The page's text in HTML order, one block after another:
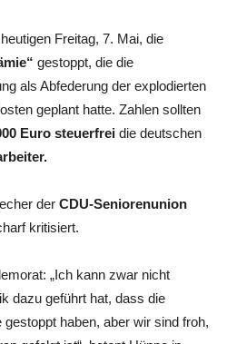
Freitag, 7. Mai, die
gestoppt, die die
als Abfederung der explodierten
geplant hatte. Zahlen sollten
Euro steuerfrei die deutschen
der CDU-Seniorenunion
kritisiert.
„Ich kann zwar nicht
dazu geführt hat, dass die
haben, aber wir sind froh,